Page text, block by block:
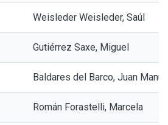
Weisleder Weisleder, Saúl
Gutiérrez Saxe, Miguel
Baldares del Barco, Juan
Román Forastelli, Marcela